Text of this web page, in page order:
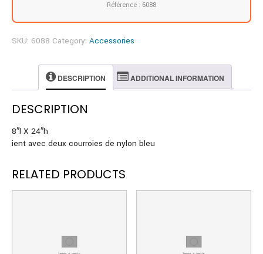
Référence : 6088
SKU: 6088 Category: Accessories
DESCRIPTION ADDITIONAL INFORMATION
DESCRIPTION
8″l X 24″h
ient avec deux courroies de nylon bleu
RELATED PRODUCTS